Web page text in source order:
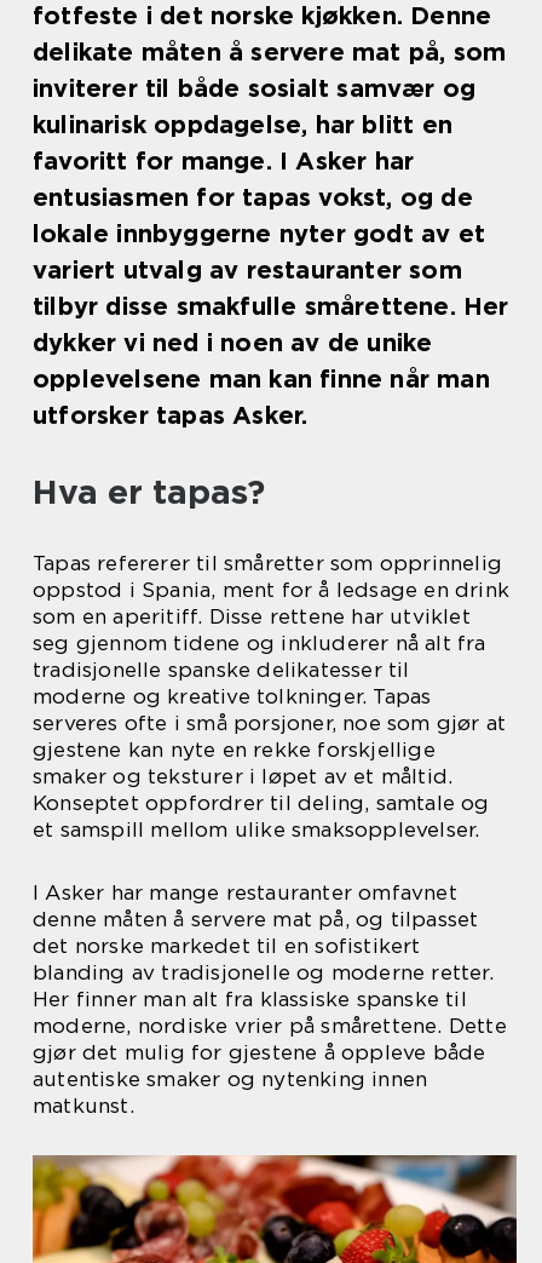
fotfeste i det norske kjøkken. Denne
delikate måten å servere mat på, som
inviterer til både sosialt samvær og
kulinarisk oppdagelse, har blitt en
favoritt for mange. I Asker har
entusiasmen for tapas vokst, og de
lokale innbyggerne nyter godt av et
variert utvalg av restauranter som
tilbyr disse smakfulle smårettene. Her
dykker vi ned i noen av de unike
opplevelsene man kan finne når man
utforsker tapas Asker.
Hva er tapas?
Tapas refererer til småretter som opprinnelig
oppstod i Spania, ment for å ledsage en drink
som en aperitiff. Disse rettene har utviklet
seg gjennom tidene og inkluderer nå alt fra
tradisjonelle spanske delikatesser til
moderne og kreative tolkninger. Tapas
serveres ofte i små porsjoner, noe som gjør at
gjestene kan nyte en rekke forskjellige
smaker og teksturer i løpet av et måltid.
Konseptet oppfordrer til deling, samtale og
et samspill mellom ulike smaksopplevelser.
I Asker har mange restauranter omfavnet
denne måten å servere mat på, og tilpasset
det norske markedet til en sofistikert
blanding av tradisjonelle og moderne retter.
Her finner man alt fra klassiske spanske til
moderne, nordiske vrier på smårettene. Dette
gjør det mulig for gjestene å oppleve både
autentiske smaker og nytenking innen
matkunst.